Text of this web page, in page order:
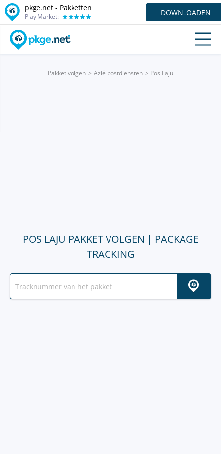
pkge.net - Pakketten
Play Market: DOWNLOADEN
Pakket volgen Azië postdiensten Pos Laju
POS LAJU PAKKET VOLGEN | PACKAGE
TRACKING